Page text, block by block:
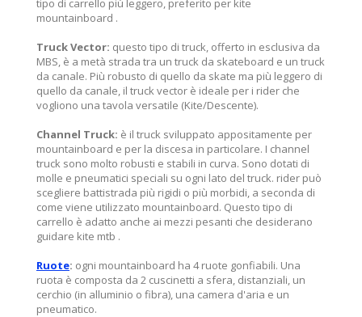
tipo di carrello più leggero, preferito per kite
mountainboard .
Truck Vector: questo tipo di truck, offerto in esclusiva da
MBS, è a metà strada tra un truck da skateboard e un truck
da canale. Più robusto di quello da skate ma più leggero di
quello da canale, il truck vector è ideale per i rider che
vogliono una tavola versatile (Kite/Descente).
Channel Truck: è il truck sviluppato appositamente per
mountainboard e per la discesa in particolare. I channel
truck sono molto robusti e stabili in curva. Sono dotati di
molle e pneumatici speciali su ogni lato del truck. rider può
scegliere battistrada più rigidi o più morbidi, a seconda di
come viene utilizzato mountainboard. Questo tipo di
carrello è adatto anche ai mezzi pesanti che desiderano
guidare kite mtb .
Ruote: ogni mountainboard ha 4 ruote gonfiabili. Una
ruota è composta da 2 cuscinetti a sfera, distanziali, un
cerchio (in alluminio o fibra), una camera d'aria e un
pneumatico.